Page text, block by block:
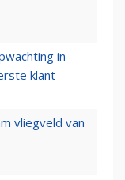
in
klant
vliegveld van